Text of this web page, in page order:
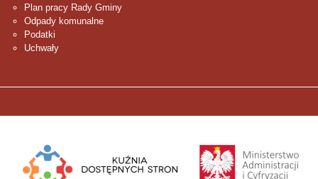
Plan pracy Rady Gminy
Odpady komunalne
Podatki
Uchwały